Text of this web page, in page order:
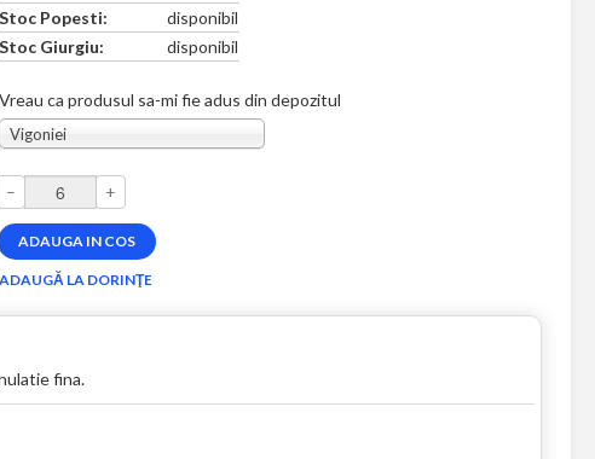
Stoc Popesti:
disponibil
Stoc Giurgiu:
disponibil
Vreau ca produsul sa-mi fie adus din depozitul
Vigoniei
– +
fina.